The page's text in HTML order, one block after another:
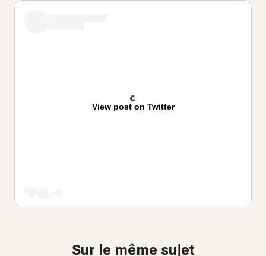
View post on Twitter
Sur le même sujet